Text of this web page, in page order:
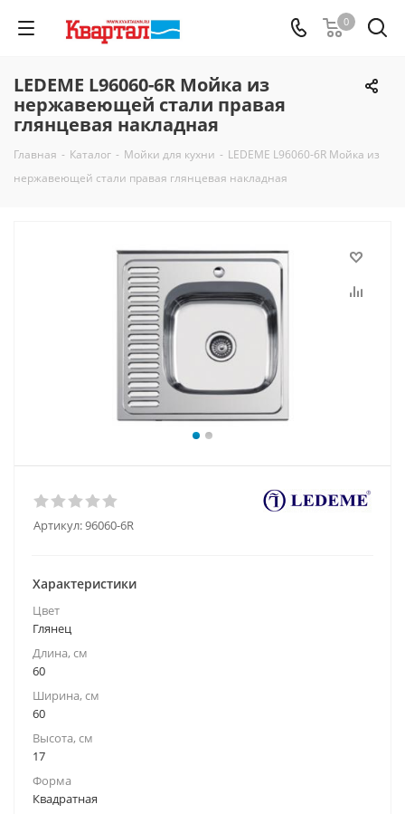
0
LEDEME L96060-6R Мойка из
нержавеющей стали правая
глянцевая накладная
Главная - Каталог - Мойки для кухни - LEDEME L96060-6R Мойка из
нержавеющей стали правая глянцевая накладная
Артикул:96060-6R
Характеристики
Цвет
Глянец
Длина, см
60
Ширина, см
60
Высота, см
17
Форма
Квадратная